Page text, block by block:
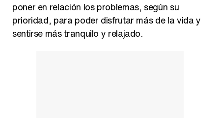
poner en relación los problemas, según su
prioridad, para poder disfrutar más de la vida y
sentirse más tranquilo y relajado.